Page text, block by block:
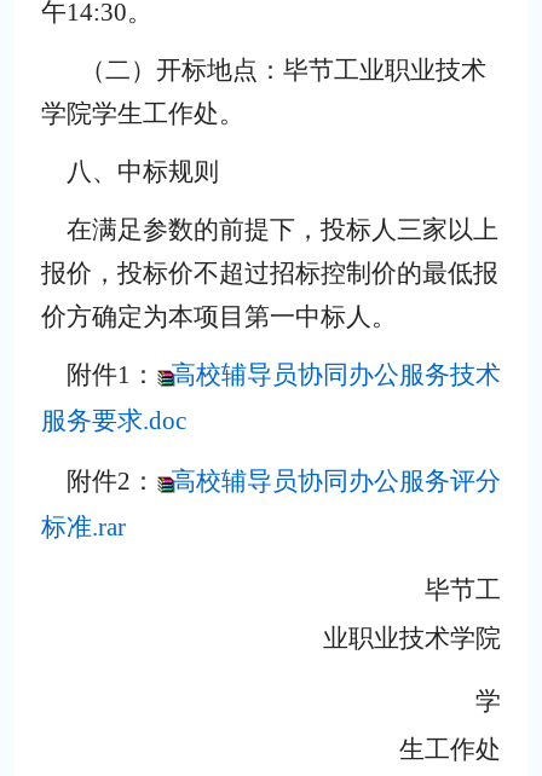
午14:30。
（二） 开标地点：毕节工业职业技术
学院学生工作处。
八、中标规则
在满足参数的前提下，投标人三家以上
报价，投标价不超过招标控制价的最低报
价方确定为本项目第一中标人。
附件1：
高校辅导员协同办公服务技术
服务要求.doc
附件2：
高校辅导员协同办公服务评分
标准.rar
毕节工
业职业技术学院
学
生工作处